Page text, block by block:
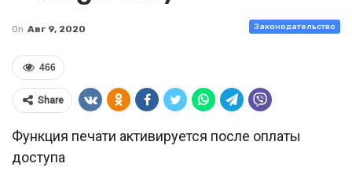
Законодательство
On Авг 9, 2020
466
Share
Функция печати активируется после оплаты
доступа